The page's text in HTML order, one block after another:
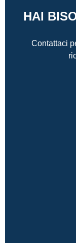
HAI
Contattaci